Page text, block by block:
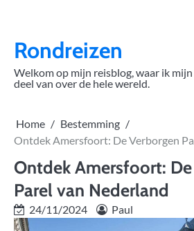
contentRondreizen
Welkom op mijn reisblog, waar ik
deel van over de hele wereld.
Home
Bestemming
Ontdek Amersfoort: De Verborgen
Ontdek Amersfoort:
Parel van Nederland
24/11/2024 Paul